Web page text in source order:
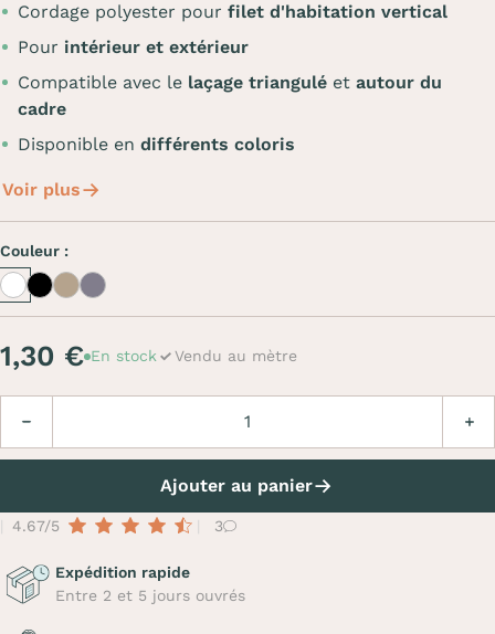
Cordage polyester pour filet d'habitation vertical
Pour intérieur et extérieur
Compatible avec le laçage triangulé et autour du
cadre
Disponible en différents coloris
Voir plus
Couleur :
BlancNoirBeigeGris
1,30 € En stock Vendu au mètre
Ajouter au panier
4.67/5 3
Expédition rapide
Entre 2 et 5 jours ouvrés